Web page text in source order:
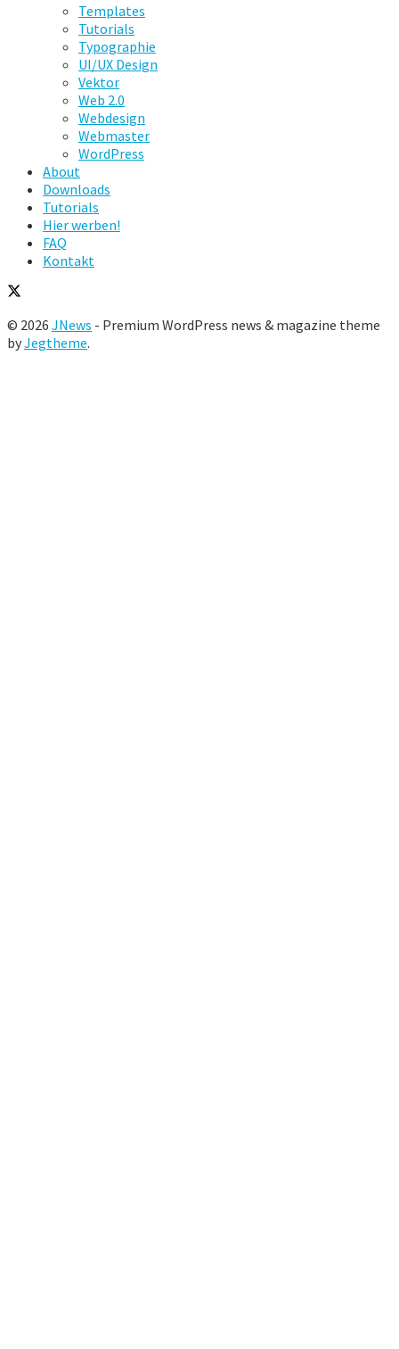
Templates
Tutorials
Typographie
UI/UX Design
Vektor
Web 2.0
Webdesign
Webmaster
WordPress
About
Downloads
Tutorials
Hier werben!
FAQ
Kontakt
© 2026 JNews - Premium WordPress news & magazine theme
byJegtheme.